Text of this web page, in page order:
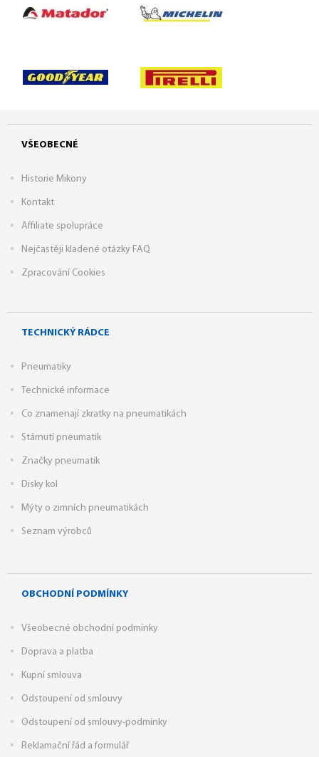
VŠEOBECNÉ
Historie Mikony
Kontakt
Affiliate spolupráce
Nejčastěji kladené otázky FAQ
Zpracování Cookies
TECHNICKÝ RÁDCE
Pneumatiky
Technické informace
Co znamenají zkratky na pneumatikách
Stárnutí pneumatik
Značky pneumatik
Disky kol
Mýty o zimních pneumatikách
Seznam výrobců
OBCHODNÍ PODMÍNKY
Všeobecné obchodní podmínky
Doprava a platba
Kupní smlouva
Odstoupení od smlouvy
Odstoupení od smlouvy-podmínky
Reklamační řád a formulář